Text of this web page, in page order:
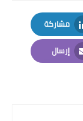
مشاركة
LinkedIn
إرسال
Email